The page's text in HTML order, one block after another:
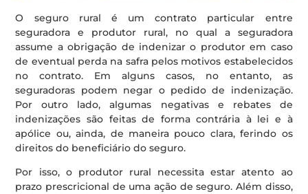
O seguro rural é um contrato particular entre
seguradora e produtor rural, no qual a seguradora
assume a obrigação de indenizar o produtor em caso
de eventual perda na safra pelos motivos estabelecidos
no contrato. Em alguns casos, no entanto, as
seguradoras podem negar o pedido de indenização.
Por outro lado, algumas negativas e rebates de
indenizações são feitas de forma contrária à lei e à
apólice ou, ainda, de maneira pouco clara, ferindo os
direitos do beneficiário do seguro.
Por isso, o produtor rural necessita estar atento ao
prazo prescricional de uma ação de seguro. Além disso,